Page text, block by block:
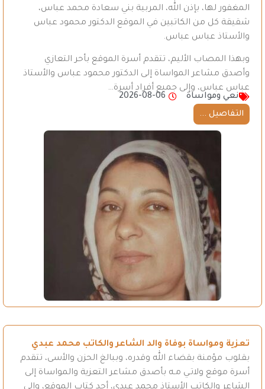
المغفور لها، بإذن الله، المربية بني سعادة محمد عباس،
شقيقة كل من الكاتبين في الموقع الدكتور محمود عباس
والأستاذ عباس عباس.
وبهذا المصاب الأليم، تتقدم أسرة الموقع بأحر التعازي
وأصدق مشاعر المواساة إلى الدكتور محمود عباس والأستاذ
عباس عباس، وإلى جميع أفراد أسرة…
نعي ومواساة
2026-08-06
التفاصيل ...
تعزية ومواساة بوفاة والد الشاعر والكاتب محمد عبدي
بقلوب مؤمنة بقضاء الله وقدره، وببالغ الحزن والأسى، تتقدم
أسرة موقع ولاتـي مـه بأصدق مشاعر التعزية والمواساة إلى
الشاعر والكاتب الأستاذ محمد عبدي، أحد كتاب الموقع، وإلى